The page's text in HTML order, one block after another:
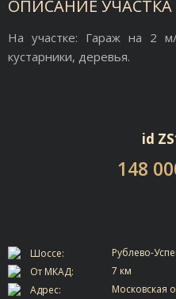
ОПИСАНИЕ УЧАСТКА
На участке: Гараж на 2
кустарники, деревья.
id
148
Шоссе:
Рублево-
От МКАД:
7 км
Адрес:
Московская